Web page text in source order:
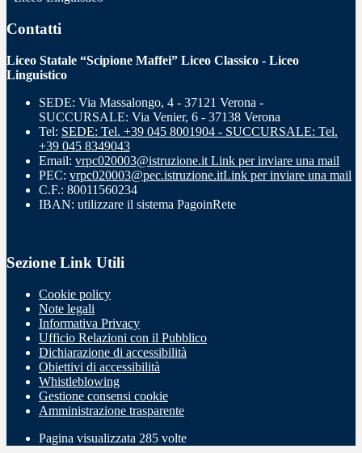
Contatti
Liceo Statale “Scipione Maffei” Liceo Classico - Liceo
Linguistico
SEDE: Via Massalongo, 4 - 37121 Verona -
SUCCURSALE: Via Venier, 6 - 37138 Verona
Tel: SEDE: Tel. +39 045 8001904 - SUCCURSALE: Tel.
+39 045 8349043
Email: vrpc020003@istruzione.it Link per inviare una mail
PEC: vrpc020003@pec.istruzione.itLink per inviare una mail
C.F.: 80011560234
IBAN: utilizzare il sistema PagoinRete
Sezione Link Utili
Cookie policy
Note legali
Informativa Privacy
Ufficio Relazioni con il Pubblico
Dichiarazione di accessibilità
Obiettivi di accessibilità
Whistleblowing
Gestione consensi cookie
Amministrazione trasparente
Pagina visualizzata 285 volte